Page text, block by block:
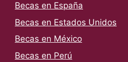
Becas en España
Becas en Estados Unidos
Becas en México
Becas en Perú